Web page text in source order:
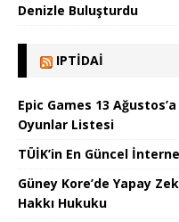
Denizle Buluşturdu
IPTIDAI
Epic Games 13
Oyunlar Listesi
TÜİK’in En Güncel
Güney Kore’de Yapay
Hakkı Hukuku